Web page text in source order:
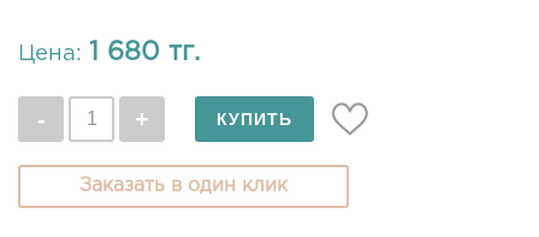
Цена: 1 680 тг.
Заказать в один клик